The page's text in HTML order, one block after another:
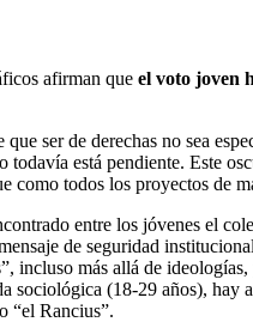
afirman que el voto joven
ser de derechas no sea
está pendiente. Este
como todos los proyectos de
entre los jóvenes el
de seguridad
incluso más allá de
sociológica (18-29 años),
“el Rancius”.